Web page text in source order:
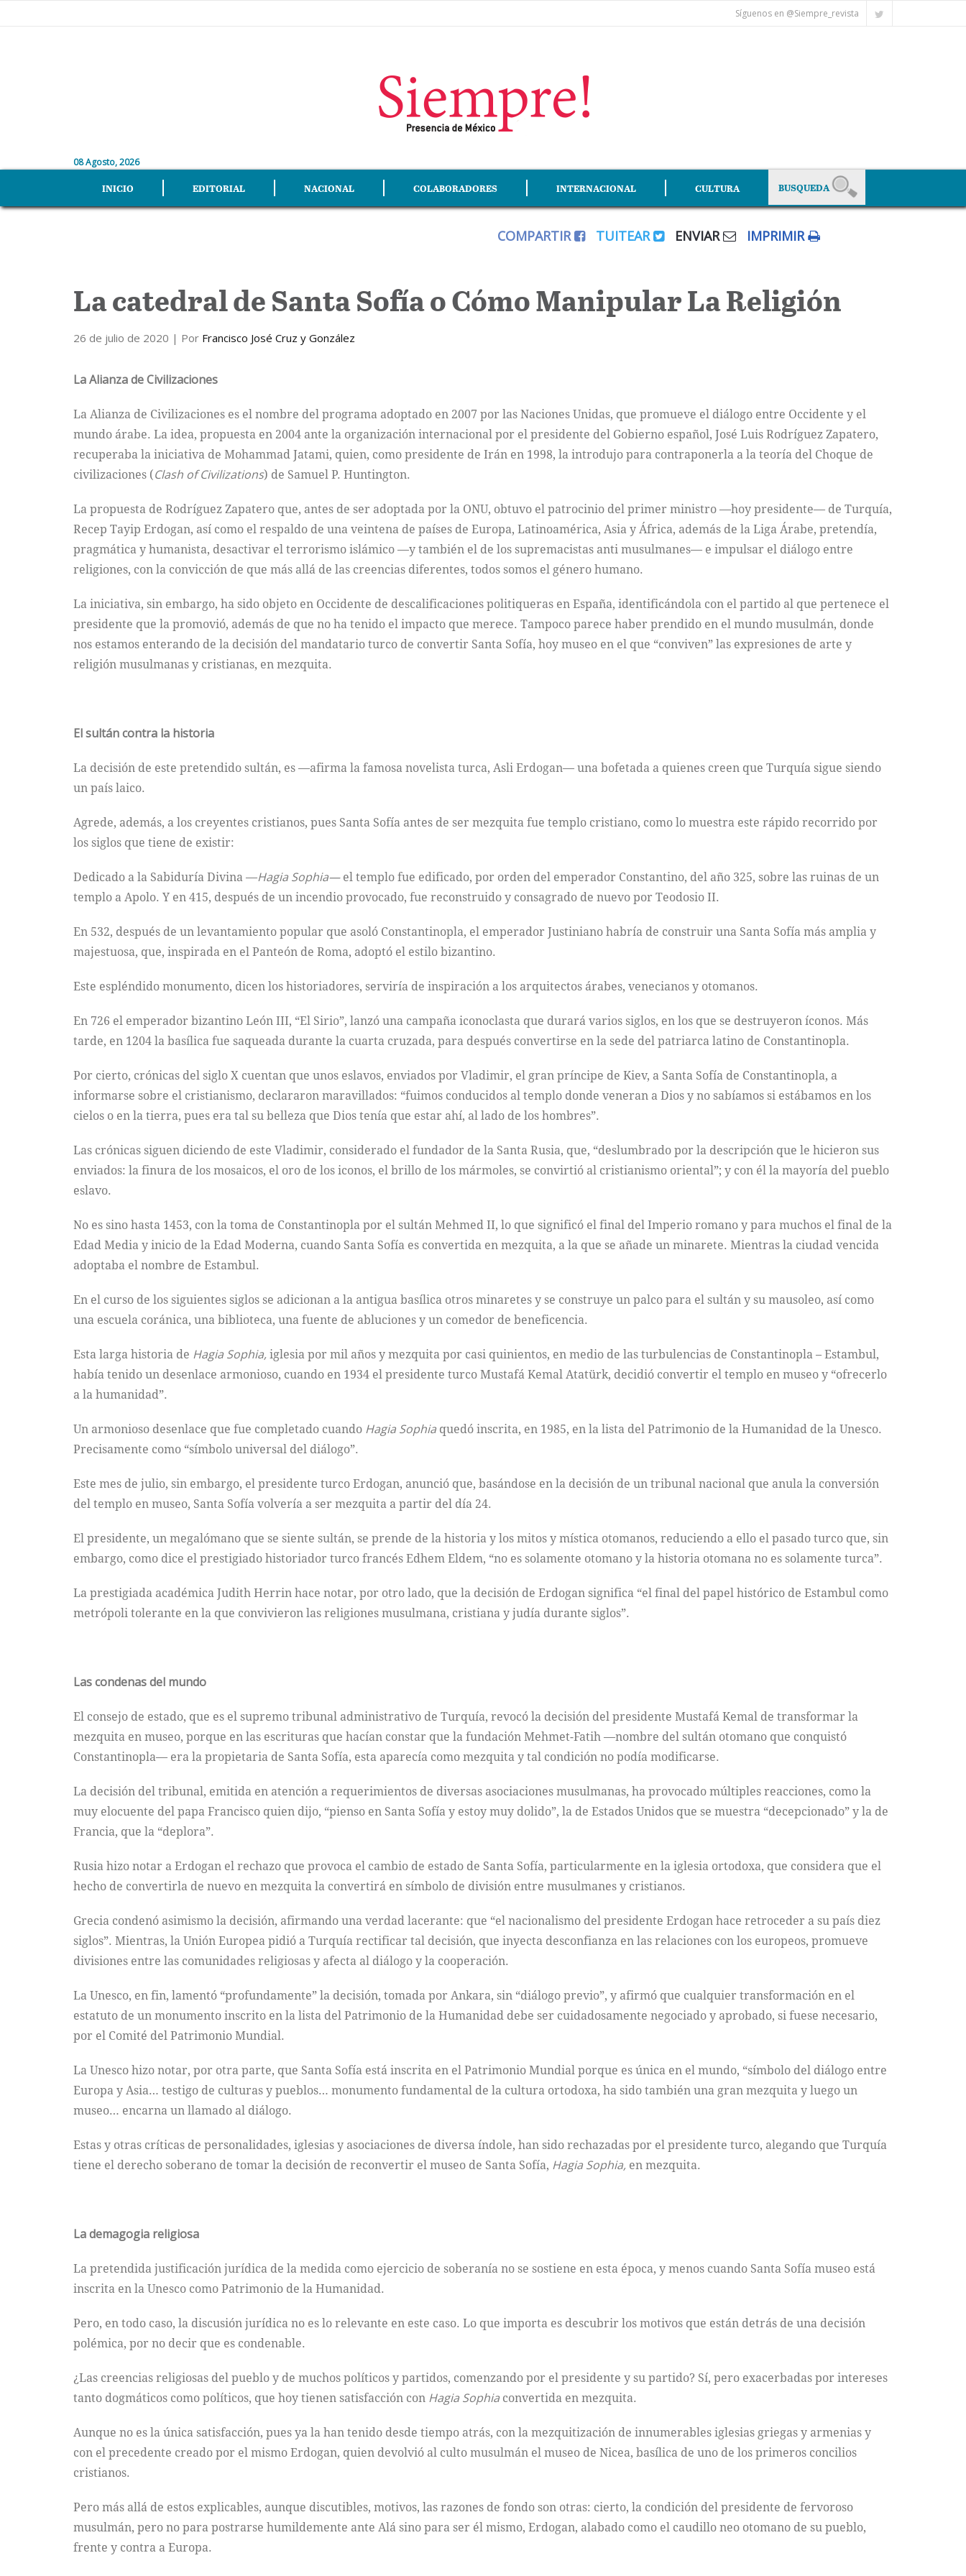
Síguenos en @Siempre_revista
08 Agosto, 2026
INICIO EDITORIAL NACIONAL COLABORADORES INTERNACIONAL CULTURA
COMPARTIR TUITEAR ENVIAR IMPRIMIR
La catedral de Santa Sofía o Cómo Manipular La Religión
26 de julio de 2020 | Por Francisco José Cruz y González
La Alianza de Civilizaciones
La Alianza de Civilizaciones es el nombre del programa adoptado en 2007 por las Naciones Unidas, que promueve el diálogo entre Occidente y el
mundo árabe. La idea, propuesta en 2004 ante la organización internacional por el presidente del Gobierno español, José Luis Rodríguez Zapatero,
recuperaba la iniciativa de Mohammad Jatami, quien, como presidente de Irán en 1998, la introdujo para contraponerla a la teoría del Choque de
civilizaciones (Clash of Civilizations) de Samuel P. Huntington.
La propuesta de Rodríguez Zapatero que, antes de ser adoptada por la ONU, obtuvo el patrocinio del primer ministro —hoy presidente— de Turquía,
Recep Tayip Erdogan, así como el respaldo de una veintena de países de Europa, Latinoamérica, Asia y África, además de la Liga Árabe, pretendía,
pragmática y humanista, desactivar el terrorismo islámico —y también el de los supremacistas anti musulmanes— e impulsar el diálogo entre
religiones, con la convicción de que más allá de las creencias diferentes, todos somos el género humano.
La iniciativa, sin embargo, ha sido objeto en Occidente de descalificaciones politiqueras en España, identificándola con el partido al que pertenece el
presidente que la promovió, además de que no ha tenido el impacto que merece. Tampoco parece haber prendido en el mundo musulmán, donde
nos estamos enterando de la decisión del mandatario turco de convertir Santa Sofía, hoy museo en el que “conviven” las expresiones de arte y
religión musulmanas y cristianas, en mezquita.
El sultán contra la historia
La decisión de este pretendido sultán, es —afirma la famosa novelista turca, Asli Erdogan— una bofetada a quienes creen que Turquía sigue siendo
un país laico.
Agrede, además, a los creyentes cristianos, pues Santa Sofía antes de ser mezquita fue templo cristiano, como lo muestra este rápido recorrido por
los siglos que tiene de existir:
Dedicado a la Sabiduría Divina —Hagia Sophia—el templo fue edificado, por orden del emperador Constantino, del año 325, sobre las ruinas de un
templo a Apolo. Y en 415, después de un incendio provocado, fue reconstruido y consagrado de nuevo por Teodosio II.
En 532, después de un levantamiento popular que asoló Constantinopla, el emperador Justiniano habría de construir una Santa Sofía más amplia y
majestuosa, que, inspirada en el Panteón de Roma, adoptó el estilo bizantino.
Este espléndido monumento, dicen los historiadores, serviría de inspiración a los arquitectos árabes, venecianos y otomanos.
En 726 el emperador bizantino León III, “El Sirio”, lanzó una campaña iconoclasta que durará varios siglos, en los que se destruyeron íconos. Más
tarde, en 1204 la basílica fue saqueada durante la cuarta cruzada, para después convertirse en la sede del patriarca latino de Constantinopla.
Por cierto, crónicas del siglo X cuentan que unos eslavos, enviados por Vladimir, el gran príncipe de Kiev, a Santa Sofía de Constantinopla, a
informarse sobre el cristianismo, declararon maravillados: “fuimos conducidos al templo donde veneran a Dios y no sabíamos si estábamos en los
cielos o en la tierra, pues era tal su belleza que Dios tenía que estar ahí, al lado de los hombres”.
Las crónicas siguen diciendo de este Vladimir, considerado el fundador de la Santa Rusia, que, “deslumbrado por la descripción que le hicieron sus
enviados: la finura de los mosaicos, el oro de los iconos, el brillo de los mármoles, se convirtió al cristianismo oriental”; y con él la mayoría del pueblo
eslavo.
No es sino hasta 1453, con la toma de Constantinopla por el sultán Mehmed II, lo que significó el final del Imperio romano y para muchos el final de la
Edad Media y inicio de la Edad Moderna, cuando Santa Sofía es convertida en mezquita, a la que se añade un minarete. Mientras la ciudad vencida
adoptaba el nombre de Estambul.
En el curso de los siguientes siglos se adicionan a la antigua basílica otros minaretes y se construye un palco para el sultán y su mausoleo, así como
una escuela coránica, una biblioteca, una fuente de abluciones y un comedor de beneficencia.
Esta larga historia de Hagia Sophia,iglesia por mil años y mezquita por casi quinientos, en medio de las turbulencias de Constantinopla – Estambul,
había tenido un desenlace armonioso, cuando en 1934 el presidente turco Mustafá Kemal Atatürk, decidió convertir el templo en museo y “ofrecerlo
a la humanidad”.
Un armonioso desenlace que fue completado cuando Hagia Sophia quedó inscrita, en 1985, en la lista del Patrimonio de la Humanidad de la Unesco.
Precisamente como “símbolo universal del diálogo”.
Este mes de julio, sin embargo, el presidente turco Erdogan, anunció que, basándose en la decisión de un tribunal nacional que anula la conversión
del templo en museo, Santa Sofía volvería a ser mezquita a partir del día 24.
El presidente, un megalómano que se siente sultán, se prende de la historia y los mitos y mística otomanos, reduciendo a ello el pasado turco que, sin
embargo, como dice el prestigiado historiador turco francés Edhem Eldem, “no es solamente otomano y la historia otomana no es solamente turca”.
La prestigiada académica Judith Herrin hace notar, por otro lado, que la decisión de Erdogan significa “el final del papel histórico de Estambul como
metrópoli tolerante en la que convivieron las religiones musulmana, cristiana y judía durante siglos”.
Las condenas del mundo
El consejo de estado, que es el supremo tribunal administrativo de Turquía, revocó la decisión del presidente Mustafá Kemal de transformar la
mezquita en museo, porque en las escrituras que hacían constar que la fundación Mehmet-Fatih —nombre del sultán otomano que conquistó
Constantinopla— era la propietaria de Santa Sofía, esta aparecía como mezquita y tal condición no podía modificarse.
La decisión del tribunal, emitida en atención a requerimientos de diversas asociaciones musulmanas, ha provocado múltiples reacciones, como la
muy elocuente del papa Francisco quien dijo, “pienso en Santa Sofía y estoy muy dolido”, la de Estados Unidos que se muestra “decepcionado” y la de
Francia, que la “deplora”.
Rusia hizo notar a Erdogan el rechazo que provoca el cambio de estado de Santa Sofía, particularmente en la iglesia ortodoxa, que considera que el
hecho de convertirla de nuevo en mezquita la convertirá en símbolo de división entre musulmanes y cristianos.
Grecia condenó asimismo la decisión, afirmando una verdad lacerante: que “el nacionalismo del presidente Erdogan hace retroceder a su país diez
siglos”. Mientras, la Unión Europea pidió a Turquía rectificar tal decisión, que inyecta desconfianza en las relaciones con los europeos, promueve
divisiones entre las comunidades religiosas y afecta al diálogo y la cooperación.
La Unesco, en fin, lamentó “profundamente” la decisión, tomada por Ankara, sin “diálogo previo”, y afirmó que cualquier transformación en el
estatuto de un monumento inscrito en la lista del Patrimonio de la Humanidad debe ser cuidadosamente negociado y aprobado, si fuese necesario,
por el Comité del Patrimonio Mundial.
La Unesco hizo notar, por otra parte, que Santa Sofía está inscrita en el Patrimonio Mundial porque es única en el mundo, “símbolo del diálogo entre
Europa y Asia… testigo de culturas y pueblos… monumento fundamental de la cultura ortodoxa, ha sido también una gran mezquita y luego un
museo… encarna un llamado al diálogo.
Estas y otras críticas de personalidades, iglesias y asociaciones de diversa índole, han sido rechazadas por el presidente turco, alegando que Turquía
tiene el derecho soberano de tomar la decisión de reconvertir el museo de Santa Sofía, Hagia Sophia, en mezquita.
La demagogia religiosa
La pretendida justificación jurídica de la medida como ejercicio de soberanía no se sostiene en esta época, y menos cuando Santa Sofía museo está
inscrita en la Unesco como Patrimonio de la Humanidad.
Pero, en todo caso, la discusión jurídica no es lo relevante en este caso. Lo que importa es descubrir los motivos que están detrás de una decisión
polémica, por no decir que es condenable.
¿Las creencias religiosas del pueblo y de muchos políticos y partidos, comenzando por el presidente y su partido? Sí, pero exacerbadas por intereses
tanto dogmáticos como políticos, que hoy tienen satisfacción con Hagia Sophia convertida en mezquita.
Aunque no es la única satisfacción, pues ya la han tenido desde tiempo atrás, con la mezquitización de innumerables iglesias griegas y armenias y
con el precedente creado por el mismo Erdogan, quien devolvió al culto musulmán el museo de Nicea, basílica de uno de los primeros concilios
cristianos.
Pero más allá de estos explicables, aunque discutibles, motivos, las razones de fondo son otras: cierto, la condición del presidente de fervoroso
musulmán, pero no para postrarse humildemente ante Alá sino para ser él mismo, Erdogan, alabado como el caudillo neo otomano de su pueblo,
frente y contra a Europa.